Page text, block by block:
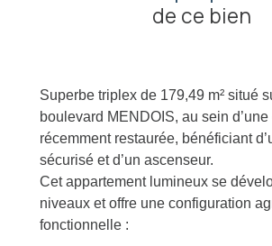
de ce bien
Superbe triplex de 179,49 m² situé
boulevard MENDOIS, au sein
récemment restaurée, bénéficiant
sécurisé et d’un ascenseur.
Cet appartement lumineux se
niveaux et offre une configuration
fonctionnelle :